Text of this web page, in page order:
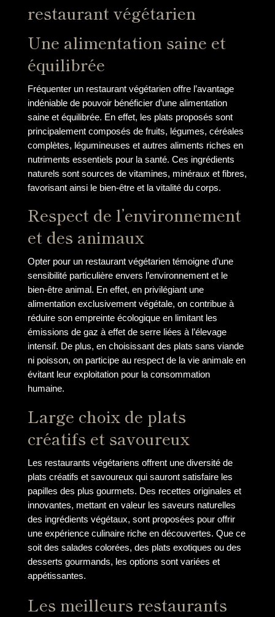
restaurant végétarien
Une alimentation saine et
équilibrée
Fréquenter un restaurant végétarien offre l’avantage
indéniable de pouvoir bénéficier d’une alimentation
saine et équilibrée. En effet, les plats proposés sont
principalement composés de fruits, légumes, céréales
complètes, légumineuses et autres aliments riches en
nutriments essentiels pour la santé. Ces ingrédients
naturels sont sources de vitamines, minéraux et fibres,
favorisant ainsi le bien-être et la vitalité du corps.
Respect de l’environnement
et des animaux
Opter pour un restaurant végétarien témoigne d’une
sensibilité particulière envers l’environnement et le
bien-être animal. En effet, en privilégiant une
alimentation exclusivement végétale, on contribue à
réduire son empreinte écologique en limitant les
émissions de gaz à effet de serre liées à l’élevage
intensif. De plus, en choisissant des plats sans viande
ni poisson, on participe au respect de la vie animale en
évitant leur exploitation pour la consommation
humaine.
Large choix de plats
créatifs et savoureux
Les restaurants végétariens offrent une diversité de
plats créatifs et savoureux qui sauront satisfaire les
papilles des plus gourmets. Des recettes originales et
innovantes, mettant en valeur les saveurs naturelles
des ingrédients végétaux, sont proposées pour offrir
une expérience culinaire riche en découvertes. Que ce
soit des salades colorées, des plats exotiques ou des
desserts gourmands, les options sont variées et
appétissantes.
Les meilleurs restaurants